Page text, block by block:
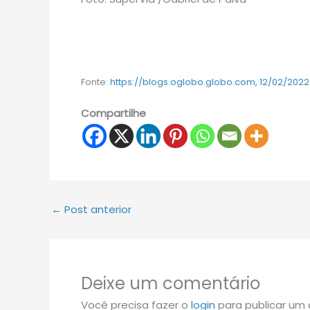
Fonte: https://blogs.oglobo.globo.com, 12/02/2022
Compartilhe
← Post anterior
Deixe um comentário
Você precisa fazer o login para publicar um